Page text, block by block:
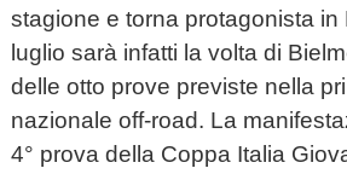
stagione e torna protagonista
luglio sarà infatti la volta di
delle otto prove previste nella
nazionale off-road. La
4° prova della Coppa Italia